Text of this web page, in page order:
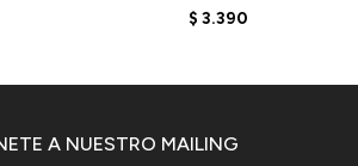
-
Essentials- MP53506AG -
$ 3.390
A NUESTRO MAILING